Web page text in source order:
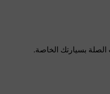
بسيارتك الخاصة.